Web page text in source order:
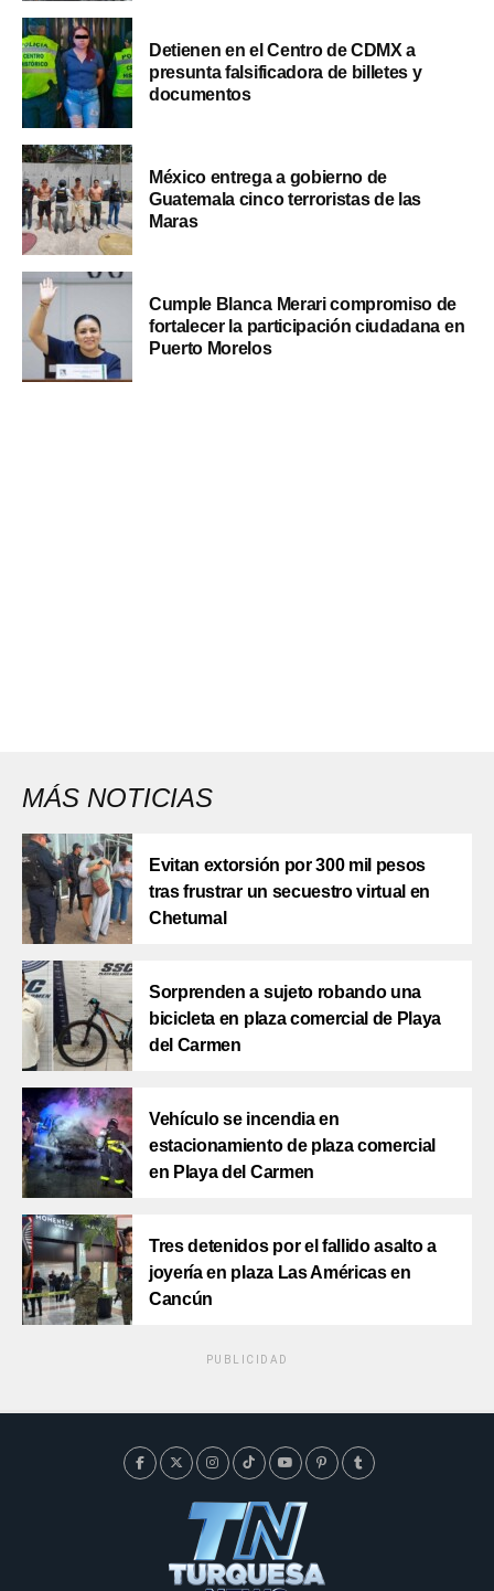
Detienen en el Centro de CDMX a
presunta falsificadora de billetes y
documentos
México entrega a gobierno de
Guatemala cinco terroristas de las
Maras
Cumple Blanca Merari compromiso de
fortalecer la participación ciudadana en
Puerto Morelos
MÁS NOTICIAS
Evitan extorsión por 300 mil pesos
tras frustrar un secuestro virtual en
Chetumal
Sorprenden a sujeto robando una
bicicleta en plaza comercial de Playa
del Carmen
Vehículo se incendia en
estacionamiento de plaza comercial
en Playa del Carmen
Tres detenidos por el fallido asalto a
joyería en plaza Las Américas en
Cancún
PUBLICIDAD